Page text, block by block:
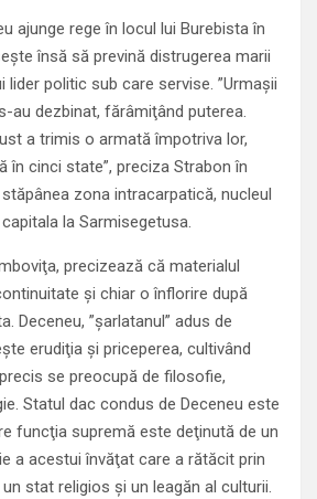
ajunge rege în locul lui Burebista în
însă să prevină distrugerea marii
lider politic sub care servise. ”Urmaşii
au dezbinat, fărâmiţând puterea.
a trimis o armată împotriva lor,
în cinci state”, preciza Strabon în
zona intracarpatică, nucleul
la Sarmisegetusa.
precizează că materialul
şi chiar o înflorire după
Deceneu, ”şarlatanul” adus de
erudiţia şi priceperea, cultivând
se preocupă de filosofie,
Statul dac condus de Deceneu este
funcţia supremă este deţinută de un
a acestui învăţat care a rătăcit prin
stat religios şi un leagăn al culturii.